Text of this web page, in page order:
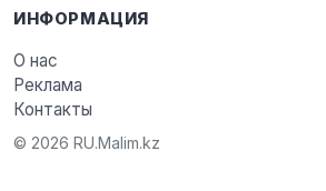
ИНФОРМАЦИЯ
О нас
Реклама
Контакты
© 2026 RU.Malim.kz